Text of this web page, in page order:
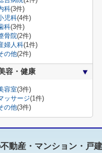
科(3件)
児科(4件)
科(3件)
骨院(2件)
婦人科(1件)
の他(2件)
容・健康
容室(3件)
ッサージ(1件)
の他(3件)
動産・マンション・戸